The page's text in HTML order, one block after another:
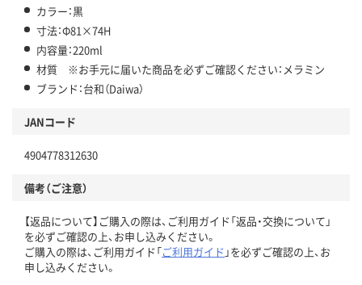
カラー：黒
寸法：Φ81×74H
内容量：220ml
材質 ※お手元に届いた商品を必ずご確認ください：メラミン
ブランド：台和（Daiwa）
JANコード
4904778312630
備考（ご注意）
【返品について】ご購入の際は、ご利用ガイド「返品・交換について」
を必ずご確認の上、お申し込みください。
ご購入の際は、ご利用ガイド「ご利用ガイド 」を必ずご確認の上、お
申し込みください。